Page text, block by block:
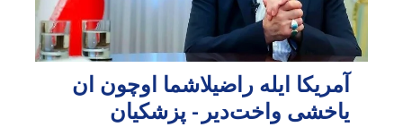
آمریکا ایله راضیلاشما اوچون ان
یاخشی واخت‌دیر - پزشکیان